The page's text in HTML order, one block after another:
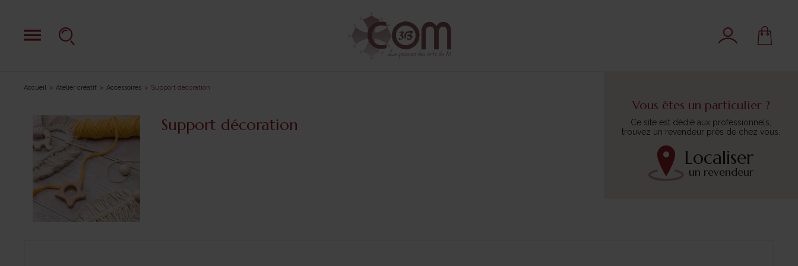
Vous êtes un particulier ?
Ce site est dédié aux professionnels,
trouvez un revendeur près de chez vous.
Localiser
un revendeur
Accueil Atelier créatif Accessoires Support décoration
Support décoration